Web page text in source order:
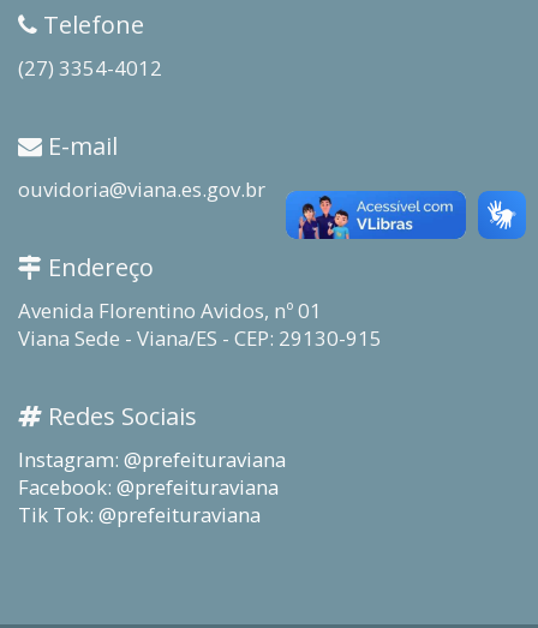
Telefone
(27) 3354-4012
E-mail
ouvidoria@viana.es.gov.br
Endereço
Avenida Florentino Avidos, nº 01
Viana Sede - Viana/ES - CEP: 29130-915
Redes Sociais
Instagram: @prefeituraviana
Facebook: @prefeituraviana
Tik Tok: @prefeituraviana